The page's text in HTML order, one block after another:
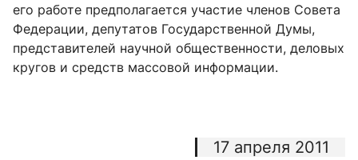
его работе предполагается участие членов Совета
Федерации, депутатов Государственной Думы,
представителей научной общественности, деловых
кругов и средств массовой информации.
17 апреля 2011